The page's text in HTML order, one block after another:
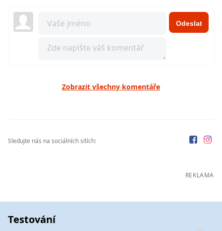
Odeslat
Zobrazit všechny komentáře
Sledujte nás na sociálních sítích:
REKLAMA
Testování